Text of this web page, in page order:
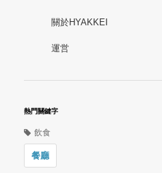
關於HYAKKEI
運営
熱門關鍵字
飲食
餐廳